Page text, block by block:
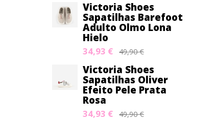
Victoria Shoes
Sapatilhas Barefoot
Adulto Olmo Lona
Hielo
34,93 € 49,90 €
Victoria Shoes
Sapatilhas Oliver
Efeito Pele Prata
Rosa
34,93 € 49,90 €